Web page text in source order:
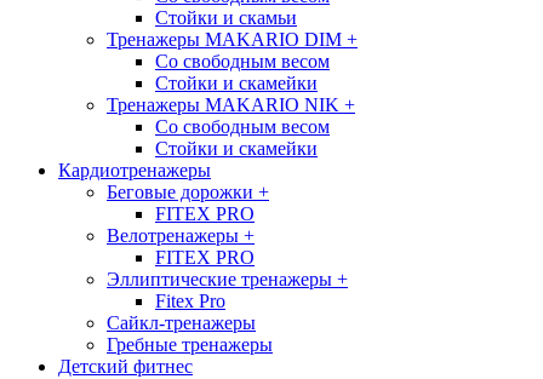
Стойки и скамьи
Тренажеры MAKARIO DIM +
Со свободным весом
Стойки и скамейки
Тренажеры MAKARIO NIK +
Со свободным весом
Стойки и скамейки
Кардиотренажеры
Беговые дорожки +
FITEX PRO
Велотренажеры +
FITEX PRO
Эллиптические тренажеры +
Fitex Pro
Сайкл-тренажеры
Гребные тренажеры
Детский фитнес